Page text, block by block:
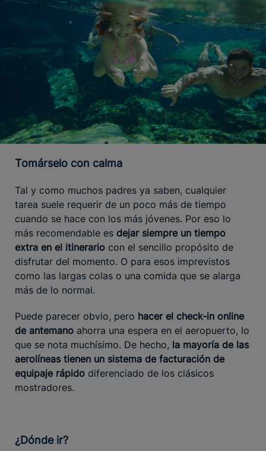
Tomárselo con calma
Tal y como muchos padres ya saben, cualquier
tarea suele requerir de un poco más de tiempo
cuando se hace con los más jóvenes. Por eso lo
más recomendable es dejar siempre un tiempo
extra en el itinerario con el sencillo propósito de
disfrutar del momento. O para esos imprevistos
como las largas colas o una comida que se alarga
más de lo normal.
Puede parecer obvio, pero hacer el check-in online
de antemano ahorra una espera en el aeropuerto, lo
que se nota muchísimo. De hecho, la mayoría de las
aerolíneas tienen un sistema de facturación de
equipaje rápido diferenciado de los clásicos
mostradores.
¿Dónde ir?